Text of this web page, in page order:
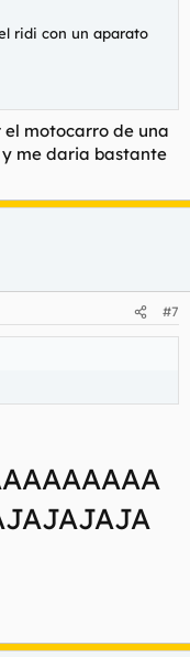
ridi con un aparato
motocarro de una
me daria bastante
#7